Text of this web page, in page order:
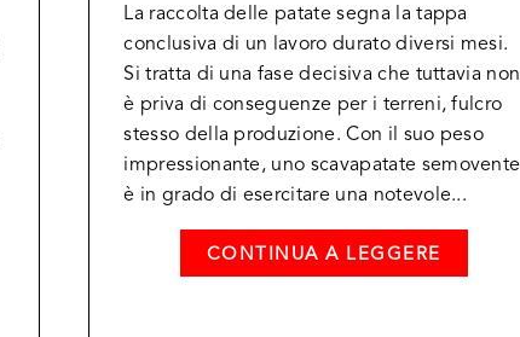
La raccolta delle patate segna la tappa
conclusiva di un lavoro durato diversi mesi.
Si tratta di una fase decisiva che tuttavia non
è priva di conseguenze per i terreni, fulcro
stesso della produzione. Con il suo peso
impressionante, uno scavapatate semovente
è in grado di esercitare una notevole...
CONTINUA A LEGGERE